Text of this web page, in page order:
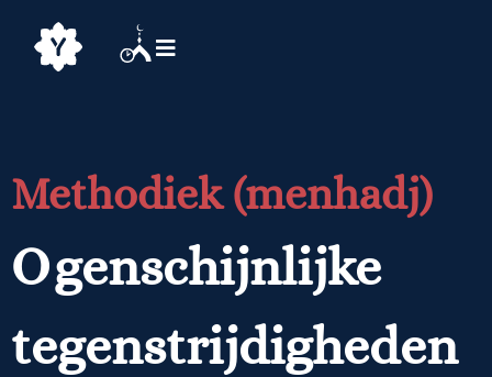
Methodiek (menhadj)
Ogenschijnlijke
tegenstrijdigheden